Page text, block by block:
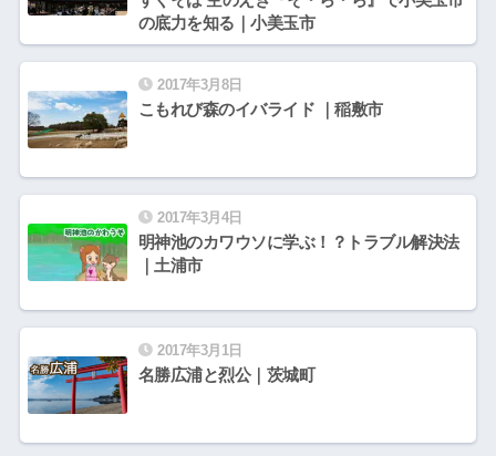
の底力を知る｜小美玉市
2017年3月8日
こもれび森のイバライド ｜稲敷市
2017年3月4日
明神池のカワウソに学ぶ！？トラブル解決法
｜土浦市
2017年3月1日
名勝広浦と烈公｜茨城町